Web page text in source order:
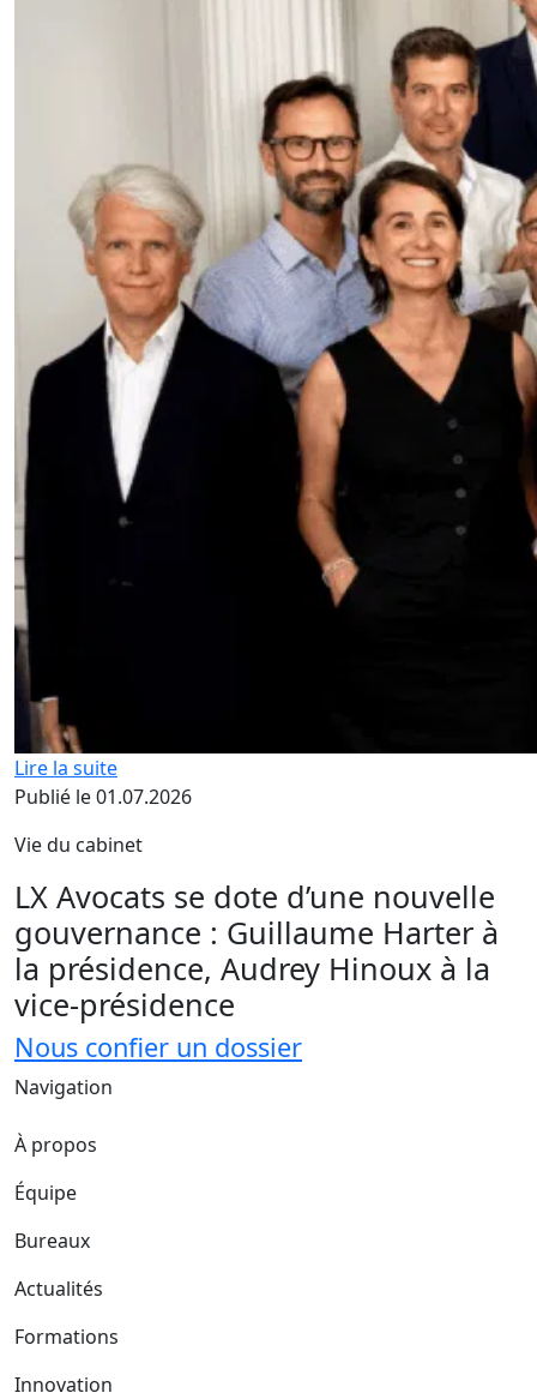
Lire la suite
Publié le 01.07.2026
Vie du cabinet
LX Avocats se dote d’une nouvelle
gouvernance : Guillaume Harter à
la présidence, Audrey Hinoux à la
vice-présidence
Nous confier un dossier
Navigation
À propos
Équipe
Bureaux
Actualités
Formations
Innovation